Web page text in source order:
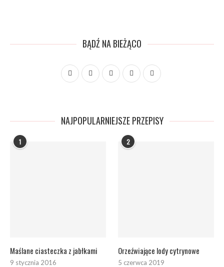
BĄDŹ NA BIEŻĄCO
NAJPOPULARNIEJSZE PRZEPISY
1
Maślane ciasteczka z jabłkami
9 stycznia 2016
2
Orzeźwiające lody cytrynowe
5 czerwca 2019